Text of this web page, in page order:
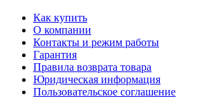
Как купить
О компании
Контакты и режим работы
Гарантия
Правила возврата товара
Юридическая информация
Пользовательское соглашение